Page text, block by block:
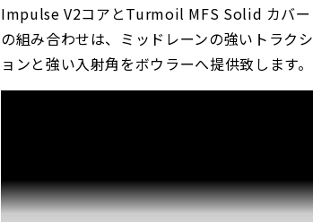
Impulse V2コアとTurmoil MFS Solid カバー
の組み合わせは、ミッドレーンの強いトラクシ
ョンと強い入射角をボウラーへ提供致します。